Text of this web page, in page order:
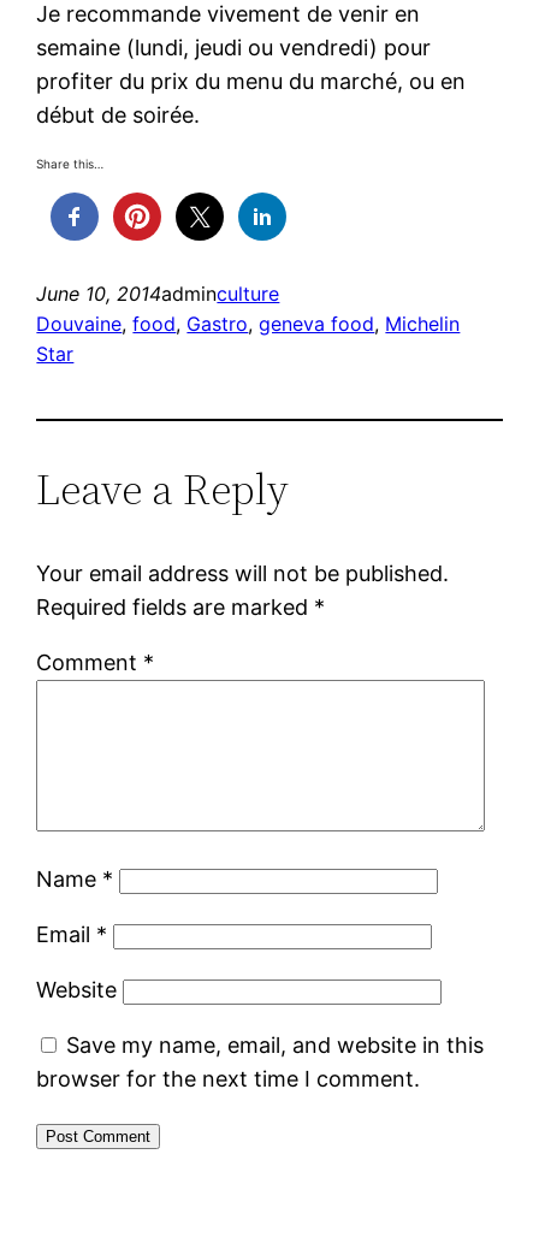
Je recommande vivement de venir en
semaine (lundi, jeudi ou vendredi) pour
profiter du prix du menu du marché, ou en
début de soirée.
Share this…
June 10, 2014adminculture
Douvaine, food, Gastro, geneva food, Michelin
Star
Leave a Reply
Your email address will not be published.
Required fields are marked *
Comment *
Name *
Email *
Website
Save my name, email, and website in this
browser for the next time I comment.